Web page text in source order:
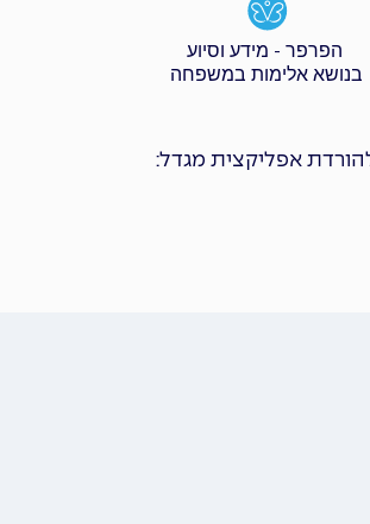
הפרפר - מידע וסיוע
בנושא אלימות במשפחה
אפליקצית מגדל: